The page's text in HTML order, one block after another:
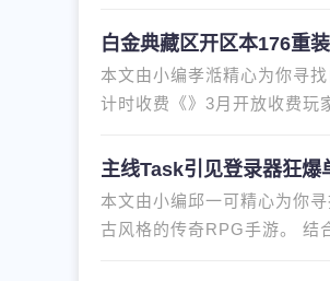
白金典藏区开区本176重
本文由小编孝湉精心为你寻
计时收费《》3月开放收费玩
主线Task引见登录器狂爆
本文由小编邱一可精心为你
古风格的传奇RPG手游。 结